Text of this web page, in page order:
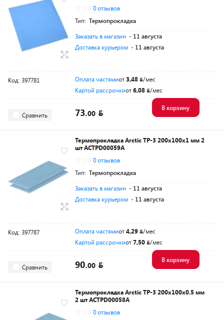
0 отзывов
Тип: Термопрокладка
Заказать в магазин - 11 августа
Доставка курьером - 11 августа
Код: 397781 Оплата частямиот3,48
/мес
Картой рассрочкиот6,08 /мес
Сравнить 73.00
В корзину
Термопрокладка Arctic TP-3 200x100x1 мм 2
шт ACTPD00059A
0 отзывов
Тип: Термопрокладка
Заказать в магазин - 11 августа
Доставка курьером - 11 августа
Код: 397787 Оплата частямиот4,29
/мес
Картой рассрочкиот7,50 /мес
Сравнить 90.00
В корзину
Термопрокладка Arctic TP-3 200x100x0.5 мм
2 шт ACTPD00058A
0 отзывов